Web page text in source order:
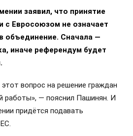
заявил, что принятие
с Евросоюзом не означает
объединение. Сначала —
иначе референдум будет
вопрос на решение граждан
работы», — пояснил Пашинян. И
придётся подавать